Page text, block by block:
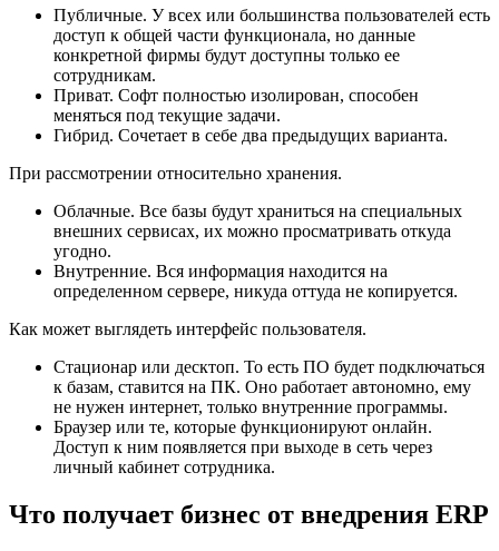
Публичные. У всех или большинства пользователей есть
доступ к общей части функционала, но данные
конкретной фирмы будут доступны только ее
сотрудникам.
Приват. Софт полностью изолирован, способен
меняться под текущие задачи.
Гибрид. Сочетает в себе два предыдущих варианта.
При рассмотрении относительно хранения.
Облачные. Все базы будут храниться на специальных
внешних сервисах, их можно просматривать откуда
угодно.
Внутренние. Вся информация находится на
определенном сервере, никуда оттуда не копируется.
Как может выглядеть интерфейс пользователя.
Стационар или десктоп. То есть ПО будет подключаться
к базам, ставится на ПК. Оно работает автономно, ему
не нужен интернет, только внутренние программы.
Браузер или те, которые функционируют онлайн.
Доступ к ним появляется при выходе в сеть через
личный кабинет сотрудника.
Что получает бизнес от внедрения ERP